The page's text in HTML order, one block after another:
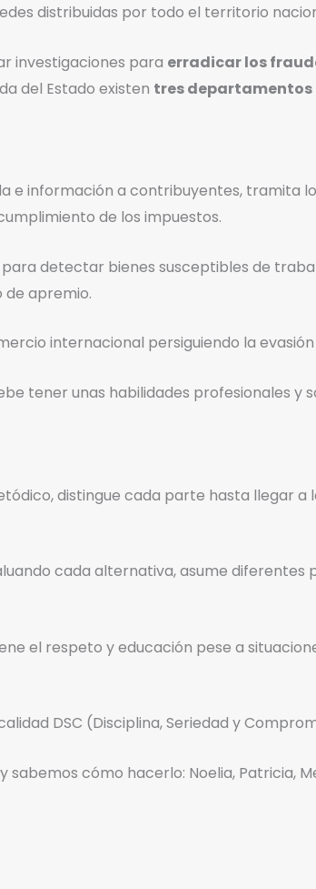
distribuidas por todo el territorio
investigaciones para erradicar los
del Estado existen tres departamentos
e información a contribuyentes, tramita
de los impuestos.
detectar bienes susceptibles de
apremio.
internacional persiguiendo la
tener unas habilidades profesionales y
distingue cada parte hasta llegar a
cada alternativa, asume diferentes
el respeto y educación pese a
DSC (Disciplina, Seriedad y
cómo hacerlo: Noelia, Patricia,